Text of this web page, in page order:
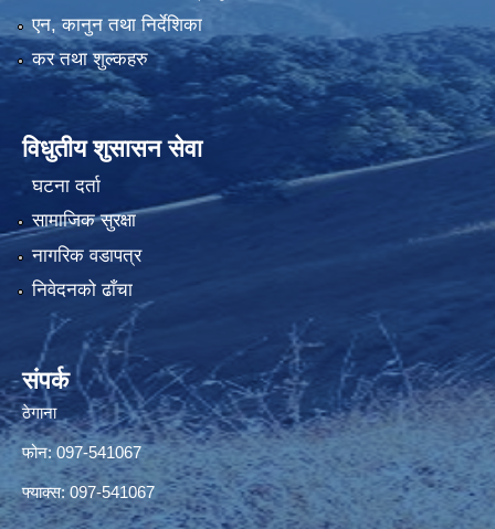
एन, कानुन तथा निर्देशिका
कर तथा शुल्कहरु
विधुतीय शुसासन सेवा
घटना दर्ता
सामाजिक सुरक्षा
नागरिक वडापत्र
निवेदनको ढाँचा
संपर्क
ठेगाना
फोन: 097-541067
फ्याक्स: 097-541067